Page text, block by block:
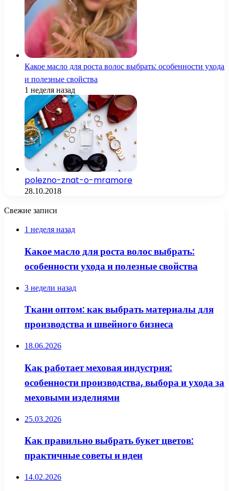
Какое масло для роста волос выбрать: особенности ухода
и полезные свойства
1 неделя назад
polezno-znat-o-mramore
28.10.2018
Свежие записи
1 неделя назад
Какое масло для роста волос выбрать:
особенности ухода и полезные свойства
3 недели назад
Ткани оптом: как выбрать материалы для
производства и швейного бизнеса
18.06.2026
Как работает меховая индустрия:
особенности производства, выбора и ухода за
меховыми изделиями
25.03.2026
Как правильно выбрать букет цветов:
практичные советы и идеи
14.02.2026